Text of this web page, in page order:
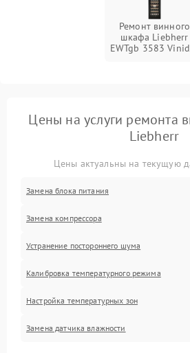
Ремонт винного
шкафа Liebherr
EWTgb 3583
Цены на услуги ремонта
Liebherr
Цены актуальны на текущую
Замена блока питания
Замена компрессора
Устранение постороннего шума
Калибровка температурного режима
Настройка температурных зон
Замена датчика влажности